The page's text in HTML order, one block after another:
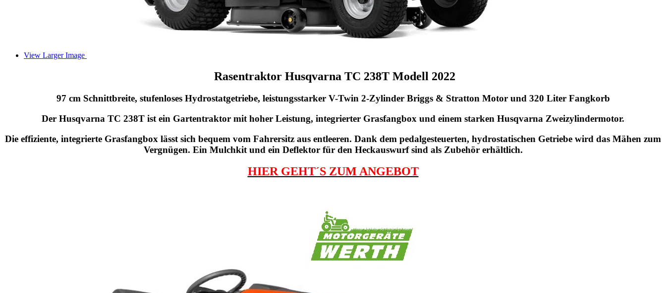
View Larger Image
Rasentraktor Husqvarna TC 238T Modell 2022
97 cm Schnittbreite, stufenloses Hydrostatgetriebe, leistungsstarker V-Twin 2-Zylinder Briggs & Stratton Motor und 320 Liter Fangkorb
Der Husqvarna TC 238T ist ein Gartentraktor mit hoher Leistung, integrierter Grasfangbox und einem starken Husqvarna Zweizylindermotor.
Die effiziente, integrierte Grasfangbox lässt sich bequem vom Fahrersitz aus entleeren. Dank dem pedalgesteuerten, hydrostatischen Getriebe wird das Mähen zum
Vergnügen. Ein Mulchkit und ein Deflektor für den Heckauswurf sind als Zubehör erhältlich.
HIER GEHT´S ZUM ANGEBOT